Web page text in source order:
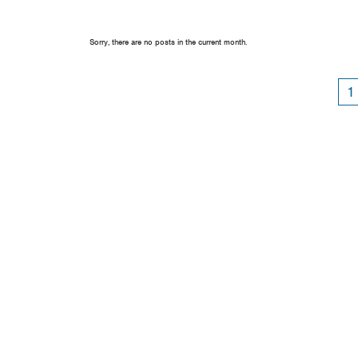
Sorry, there are no posts in the current month.
1